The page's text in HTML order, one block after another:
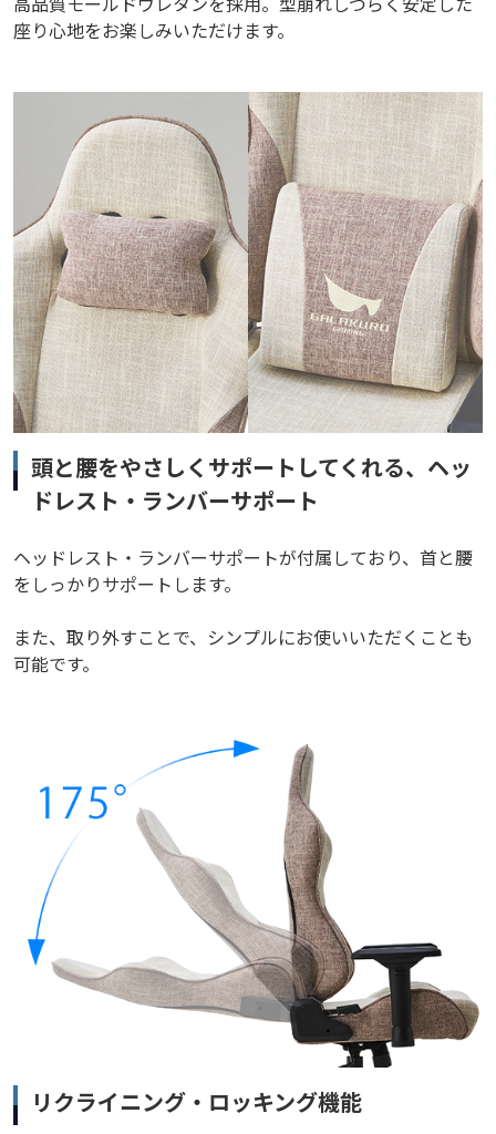
座り心地をお楽しみいただけます。
頭と腰をやさしくサポートしてくれる、ヘッ
ドレスト・ランバーサポート
ヘッドレスト・ランバーサポートが付属しており、首と腰
をしっかりサポートします。
また、取り外すことで、シンプルにお使いいただくことも
可能です。
リクライニング・ロッキング機能